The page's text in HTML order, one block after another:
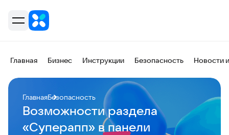
Главная Бизнес Инструкции Безопасность Новости
ГлавнаяБезопасность
Возможности раздела
«Суперапп» в панели